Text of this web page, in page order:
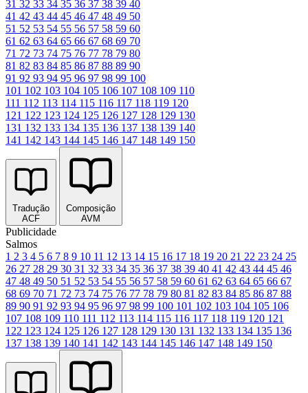
31 32 33 34 35 36 37 38 39 40
41 42 43 44 45 46 47 48 49 50
51 52 53 54 55 56 57 58 59 60
61 62 63 64 65 66 67 68 69 70
71 72 73 74 75 76 77 78 79 80
81 82 83 84 85 86 87 88 89 90
91 92 93 94 95 96 97 98 99 100
101 102 103 104 105 106 107 108 109 110
111 112 113 114 115 116 117 118 119 120
121 122 123 124 125 126 127 128 129 130
131 132 133 134 135 136 137 138 139 140
141 142 143 144 145 146 147 148 149 150
Tradução
ACF
Composição
AVM
Publicidade
Salmos
1 2 3 4 5 6 7 8 9 10 11 12 13 14 15 16 17 18 19 20 21 22 23 24 25
26 27 28 29 30 31 32 33 34 35 36 37 38 39 40 41 42 43 44 45 46
47 48 49 50 51 52 53 54 55 56 57 58 59 60 61 62 63 64 65 66 67
68 69 70 71 72 73 74 75 76 77 78 79 80 81 82 83 84 85 86 87 88
89 90 91 92 93 94 95 96 97 98 99 100 101 102 103 104 105 106
107 108 109 110 111 112 113 114 115 116 117 118 119 120 121
122 123 124 125 126 127 128 129 130 131 132 133 134 135 136
137 138 139 140 141 142 143 144 145 146 147 148 149 150